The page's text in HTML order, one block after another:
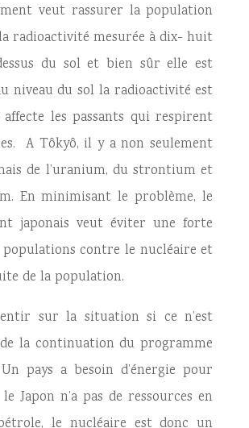
veut rassurer la population
radioactivité mesurée à dix- huit
du sol et bien sûr elle est
niveau du sol la radioactivité est
les passants qui respirent
A Tôkyô, il y a non seulement
de l’uranium, du strontium et
En minimisant le problème, le
japonais veut éviter une forte
contre le nucléaire et
de la population.
sur la situation si ce n’est
la continuation du programme
pays a besoin d’énergie pour
Japon n’a pas de ressources en